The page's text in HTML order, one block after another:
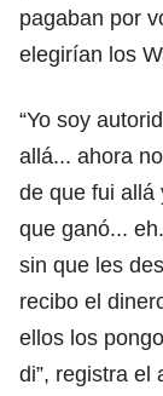
pagaban por
elegirían los
“Yo soy
allá... ahora
de que fui allá
que ganó...
sin que les
recibo el
ellos los
di”, registra el